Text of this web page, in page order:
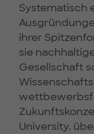
Systematisch
ihrer
sie
Gesellschaft
University.